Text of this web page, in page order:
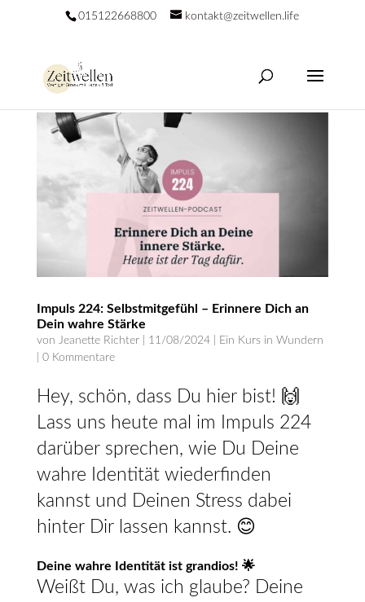
015122668800 kontakt@zeitwellen.life
Impuls 224: Selbstmitgefühl – Erinnere Dich an
Dein wahre Stärke
von Jeanette Richter| 11/08/2024|
Ein Kurs in Wundern
0 Kommentare
Hey, schön, dass Du hier bist! 🙌
Lass uns heute mal im Impuls 224
darüber sprechen, wie Du Deine
wahre Identität wiederfinden
kannst und Deinen Stress dabei
hinter Dir lassen kannst. 😊
Deine wahre Identität ist grandios! 🌟
Weißt Du, was ich glaube? Deine